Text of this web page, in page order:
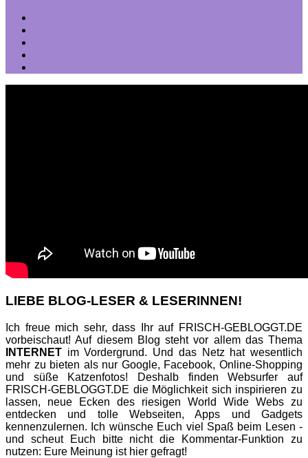
LIEBE BLOG-LESER & LESERINNEN!
Ich freue mich sehr, dass Ihr auf FRISCH-GEBLOGGT.DE
vorbeischaut! Auf diesem Blog steht vor allem das Thema
INTERNET im Vordergrund. Und das Netz hat wesentlich
mehr zu bieten als nur Google, Facebook, Online-Shopping
und süße Katzenfotos! Deshalb finden Websurfer auf
FRISCH-GEBLOGGT.DE die Möglichkeit sich inspirieren zu
lassen, neue Ecken des riesigen World Wide Webs zu
entdecken und tolle Webseiten, Apps und Gadgets
kennenzulernen. Ich wünsche Euch viel Spaß beim Lesen -
und scheut Euch bitte nicht die Kommentar-Funktion zu
nutzen: Eure Meinung ist hier gefragt!